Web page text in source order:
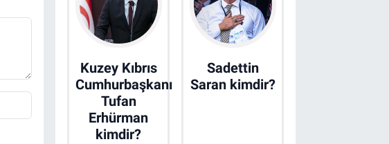
Kuzey Kıbrıs
Cumhurbaşkanı
Tufan
Erhürman
kimdir?
Sadettin
Saran kimdir?